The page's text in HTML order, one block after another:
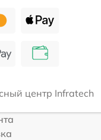
центр Infratech